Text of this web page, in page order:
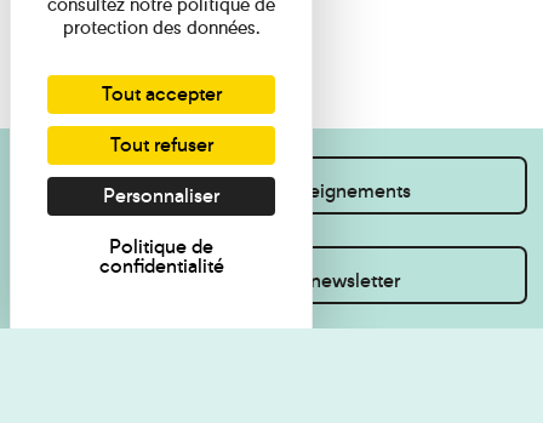
Je souhaite des renseignements
Inscrivez-vous à la newsletter
protection des données.
Tout accepter
Tout refuser
Personnaliser
Politique de
confidentialité